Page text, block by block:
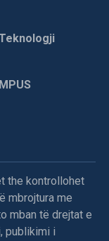
the kontrollohet
mbrojtura me
mban të drejtat e
publikimi i